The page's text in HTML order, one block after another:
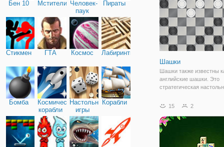
Бен 10 Мстители Человек-
паук
Пираты
Стикмен ГТА Космос Лабиринты
Бомба
Космические
корабли
Настольные
игры
Корабли
Шашки
Шашки также известны
английские шашки. Это
стратегическая
противоположной
фигуру только по
может захватить фигуру
15 2